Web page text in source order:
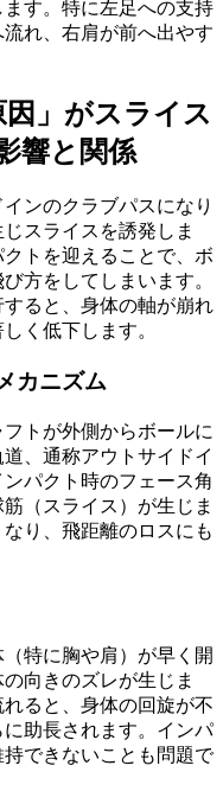
す。特に左足への支持
れ、右肩が前へ出やす
」がスライス
響と関係
ンのクラブパスになり
スライスを誘発しま
トを迎えることで、ボ
方をしてしまいます。
ると、身体の軸が崩れ
く低下します。
カニズム
トが外側からボールに
、通称アウトサイドイ
パクト時のフェース角
（スライス）が生じま
り、飛距離のロスにも
特に胸や肩）が早く開
向きのズレが生じま
ると、身体の回旋が不
助長されます。インパ
できないことも問題で